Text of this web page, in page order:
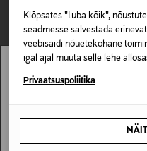
Klõpsates "Luba kõik",
seadmesse salvestada
veebisaidi nõuetekohane
igal ajal muuta selle lehe
Privaatsuspoliitika
Pakendi suurus
150 ml
Juuksetüüp
Niisutavad tooted
E-POE TAGASTUSED
Stockmann pole Sinu